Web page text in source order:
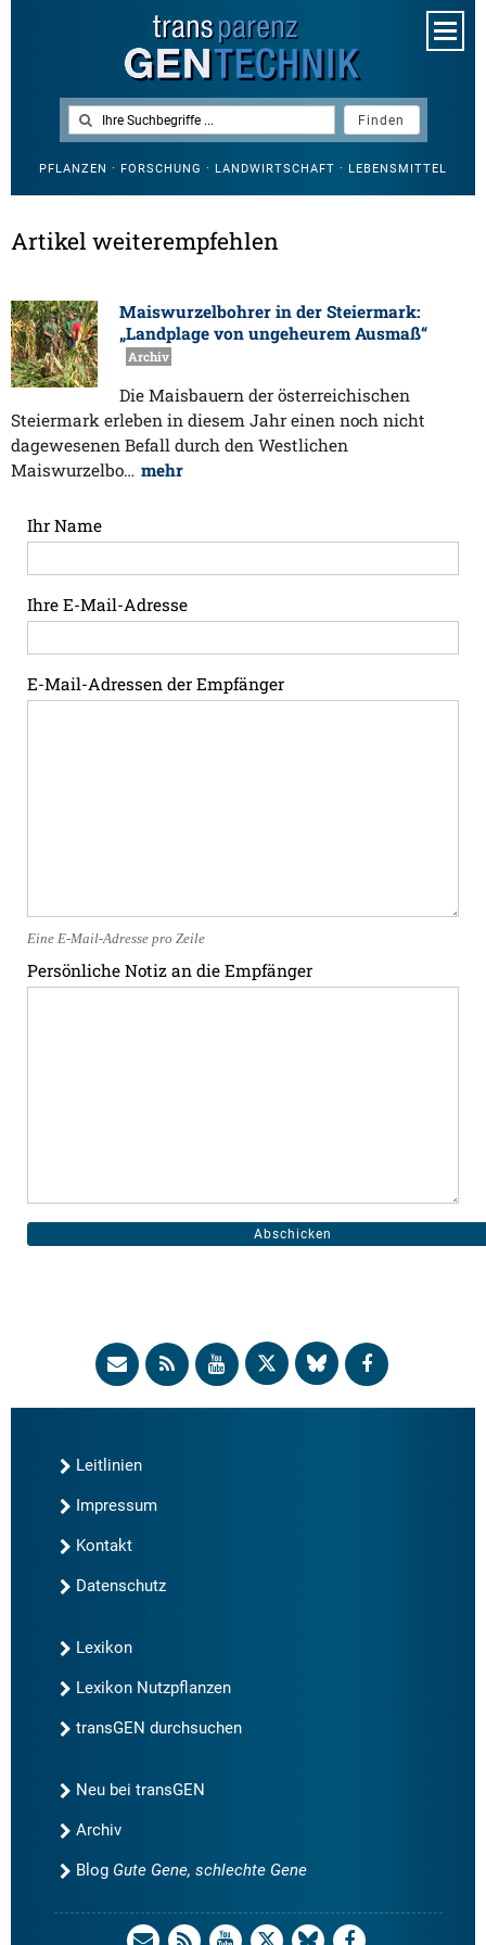
PFLANZEN · FORSCHUNG · LANDWIRTSCHAFT · LEBENSMITTEL
Artikel weiterempfehlen
Maiswurzelbohrer in der Steiermark:
„Landplage von ungeheurem Ausmaß“
Archiv
Die Maisbauern der österreichischen
Steiermark erleben in diesem Jahr einen noch nicht
dagewesenen Befall durch den Westlichen
Maiswurzelbo… mehr
Ihr Name
Ihre E-Mail-Adresse
E-Mail-Adressen der Empfänger
Eine E-Mail-Adresse pro Zeile
Persönliche Notiz an die Empfänger
Leitlinien
Impressum
Kontakt
Datenschutz
Lexikon
Lexikon Nutzpflanzen
transGEN durchsuchen
Neu bei transGEN
Archiv
Blog Gute Gene, schlechte Gene